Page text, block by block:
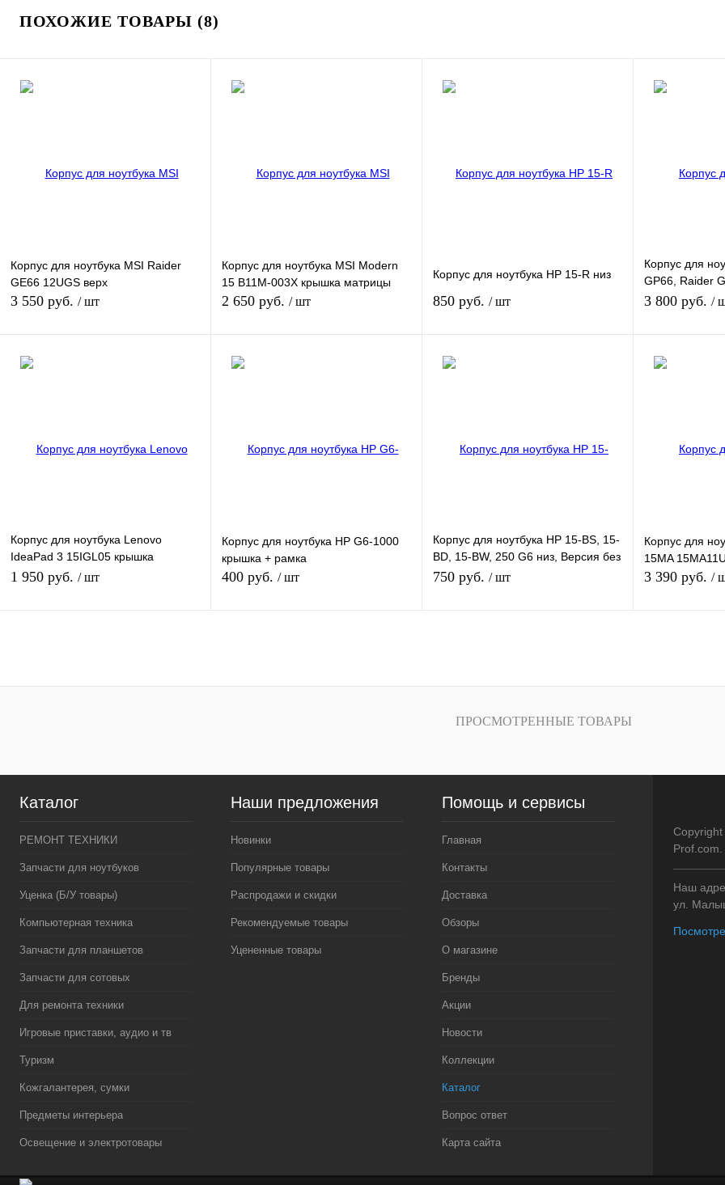
ПОХОЖИЕ ТОВАРЫ (8)
Корпус для ноутбука MSI Raider
GE66 12UGS верх
3 550 руб. / шт
наличии
Корпус для ноутбука MSI Modern
15 B11M-003X крышка матрицы
2 650 руб. / шт
наличии
Корпус для ноутбука HP 15-R низ
850 руб. / шт
наличии
Корпус для
GP66, Raider
матрицы
3 800 руб. /
Корпус для ноутбука Lenovo
IdeaPad 3 15IGL05 крышка
матрицы
1 950 руб. / шт
Корпус для ноутбука HP G6-1000
крышка + рамка
400 руб. / шт
Корпус для ноутбука HP 15-BS, 15-
BD, 15-BW, 250 G6 низ, Версия без
VGA, с DVD
750 руб. / шт
наличии
Корпус для
15MA
3 390 руб. /
ПРОСМОТРЕННЫЕ ТОВАРЫ
Каталог
РЕМОНТ ТЕХНИКИ
Запчасти для ноутбуков
Уценка (Б/У товары)
Компьютерная техника
Запчасти для планшетов
Запчасти для сотовых
Для ремонта техники
Игровые приставки, аудио и тв
Туризм
Кожгалантерея, сумки
Предметы интерьера
Освещение и электротовары
Наши предложения
Новинки
Популярные товары
Распродажи и скидки
Рекомендуемые товары
Уцененные товары
Помощь и сервисы
Главная
Контакты
Доставка
Обзоры
О магазине
Бренды
Акции
Новости
Коллекции
Каталог
Вопрос ответ
Карта сайта
Наш
ул.